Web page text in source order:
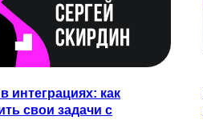
интеграциях: как
свои задачи с